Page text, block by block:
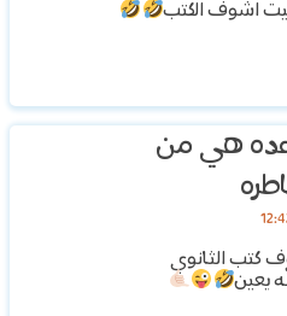
اشوف الكتب
هي من
كتب الثانوي
يعين